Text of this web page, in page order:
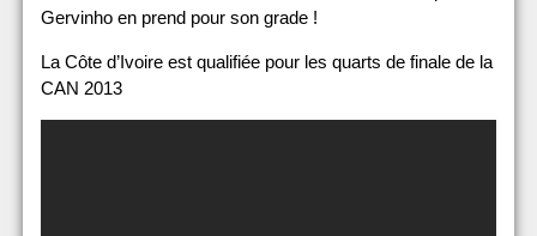
Gervinho en prend pour son grade !
La Côte d’Ivoire est qualifiée pour les quarts de finale de la
CAN 2013